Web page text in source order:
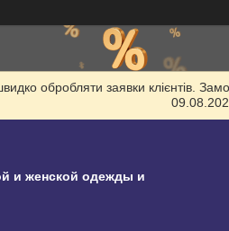
обробляти заявки клієнтів.
и женской одежды и